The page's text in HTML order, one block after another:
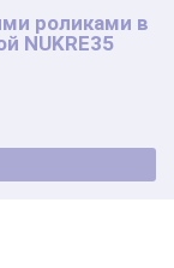
роликами в
NUKRE35